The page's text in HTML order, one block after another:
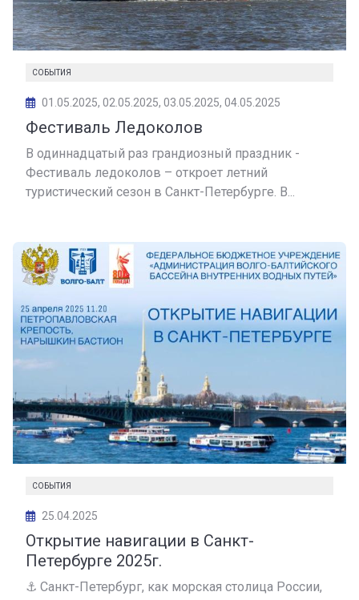
СОБЫТИЯ
01.05.2025, 02.05.2025, 03.05.2025, 04.05.2025
Фестиваль Ледоколов
В одиннадцатый раз грандиозный праздник -
Фестиваль ледоколов – откроет летний
туристический сезон в Санкт-Петербурге. В...
СОБЫТИЯ
25.04.2025
Открытие навигации в Санкт-
Петербурге 2025г.
⚓️ Санкт-Петербург, как морская столица России,